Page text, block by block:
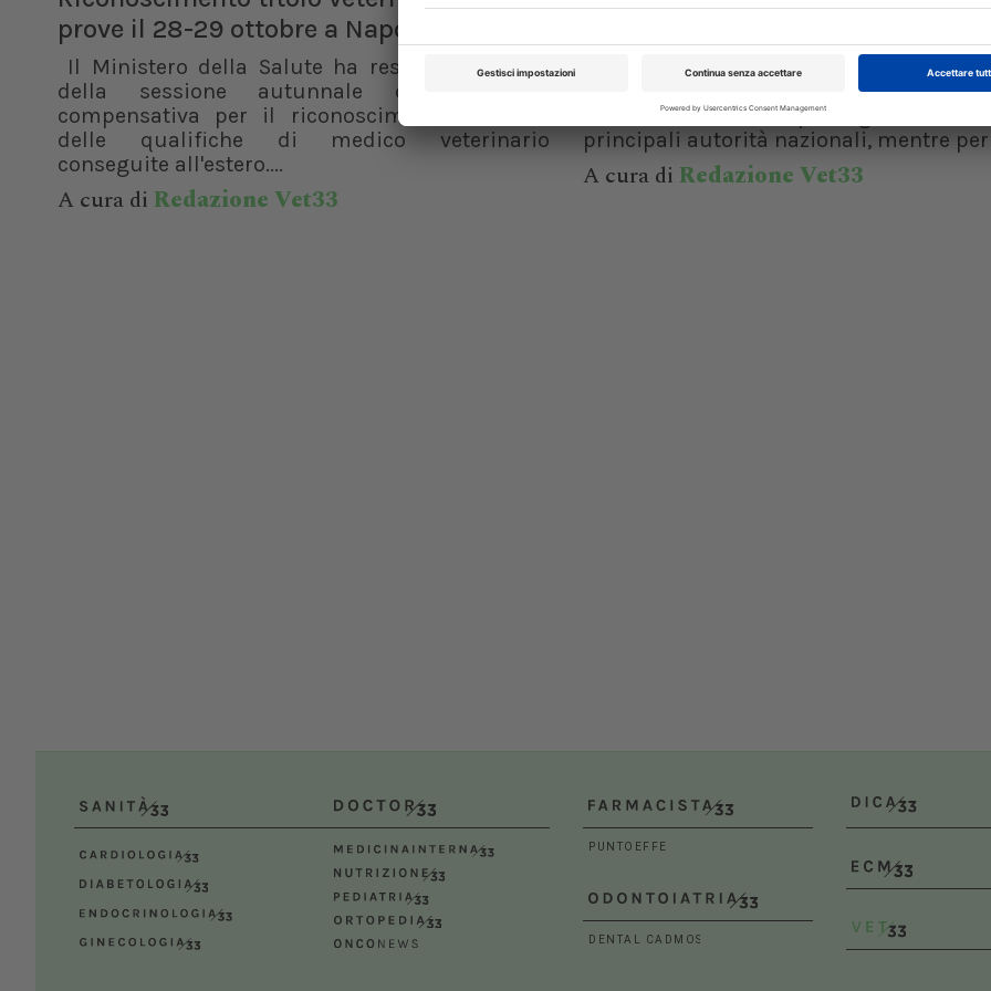
prove il 28-29 ottobre a Napoli
Il Ministero della Salute ha reso note le date
della sessione autunnale della misura
compensativa per il riconoscimento in Italia
delle qualifiche di medico veterinario
conseguite all'estero....
A cura di Redazione Vet33
Il Consiglio dei Ministri ha
definitiva i due decreti legislativi che
l’Italia all’AI Act europeo: AgID e ACN
principali autorità nazionali, mentre per
A cura di Redazione Vet33